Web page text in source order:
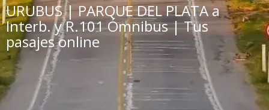
URUBUS | PARQUE DEL PLATA a
Interb. y R.101 Ómnibus | Tus
pasajes online